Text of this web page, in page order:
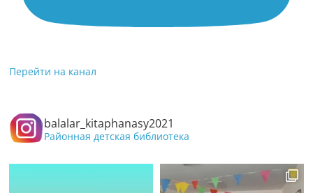
Перейти на канал
balalar_kitaphanasy2021
Районная детская библиотека